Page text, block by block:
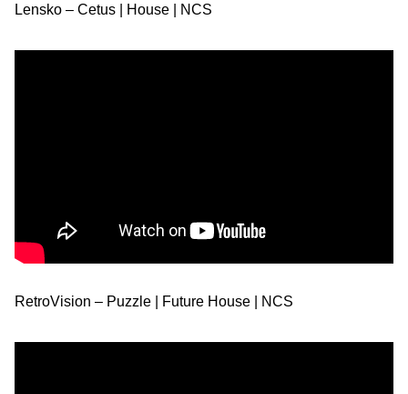
Lensko – Cetus | House | NCS
RetroVision – Puzzle | Future House | NCS